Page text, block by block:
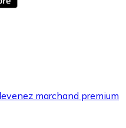
marchand premium